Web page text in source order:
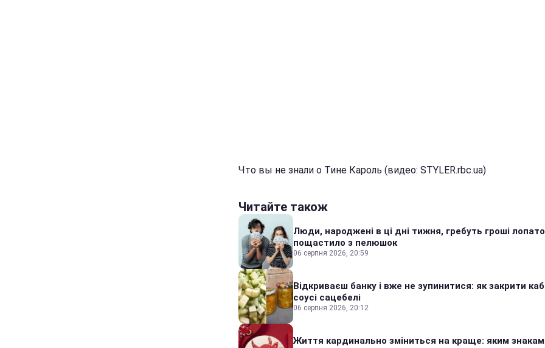
Что вы не знали о Тине Кароль (видео: STYLER.rbc.ua)
Читайте також
Люди, народжені в ці дні тижня, гребуть гроші
пощастило з пелюшок
06 серпня 2026, 20:59
Відкриваєш банку і вже не зупинитися: як закрити
соусі сацебелі
06 серпня 2026, 20:12
Життя кардинально зміниться на краще: яким знакам